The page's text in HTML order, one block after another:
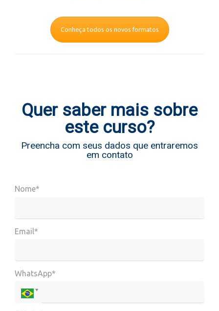
Conheça todos os novos formatos
Quer saber mais sobre
este curso?
Preencha com seus dados que entraremos
em contato
Nome*
Email*
WhatsApp*